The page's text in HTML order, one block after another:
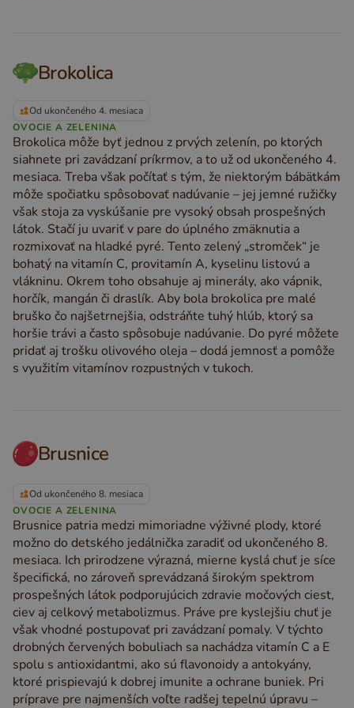
Brokolica
Od ukončeného 4. mesiaca
OVOCIE A ZELENINA
Brokolica môže byť jednou z prvých zelenín, po ktorých
siahnete pri zavádzaní príkrmov, a to už od ukončeného 4.
mesiaca. Treba však počítať s tým, že niektorým bábätkám
môže spočiatku spôsobovať nadúvanie – jej jemné ružičky
však stoja za vyskúšanie pre vysoký obsah prospešných
látok. Stačí ju uvariť v pare do úplného zmäknutia a
rozmixovať na hladké pyré. Tento zelený „stromček“ je
bohatý na vitamín C, provitamín A, kyselinu listovú a
vlákninu. Okrem toho obsahuje aj minerály, ako vápnik,
horčík, mangán či draslík. Aby bola brokolica pre malé
bruško čo najšetrnejšia, odstráňte tuhý hlúb, ktorý sa
horšie trávi a často spôsobuje nadúvanie. Do pyré môžete
pridať aj trošku olivového oleja – dodá jemnosť a pomôže
s využitím vitamínov rozpustných v tukoch.
Brusnice
Od ukončeného 8. mesiaca
OVOCIE A ZELENINA
Brusnice patria medzi mimoriadne výživné plody, ktoré
možno do detského jedálnička zaradiť od ukončeného 8.
mesiaca. Ich prirodzene výrazná, mierne kyslá chuť je síce
špecifická, no zároveň sprevádzaná širokým spektrom
prospešných látok podporujúcich zdravie močových ciest,
ciev aj celkový metabolizmus. Práve pre kyslejšiu chuť je
však vhodné postupovať pri zavádzaní pomaly. V týchto
drobných červených bobuliach sa nachádza vitamín C a E
spolu s antioxidantmi, ako sú flavonoidy a antokyány,
ktoré prispievajú k dobrej imunite a ochrane buniek. Pri
príprave pre najmenších voľte radšej tepelnú úpravu –